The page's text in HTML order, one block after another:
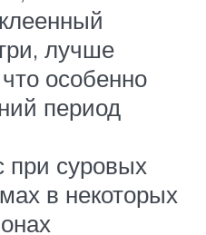
лучше
особенно
период
суровых
в некоторых